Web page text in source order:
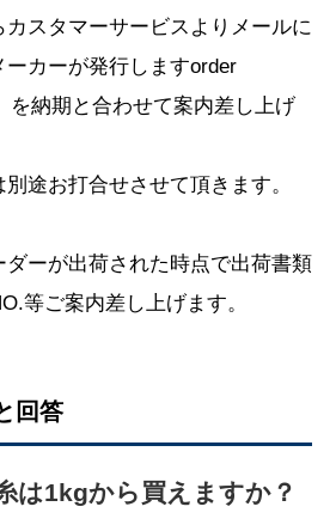
スタマーサービスよりメールに
カーが発行しますorder
を納期と合わせて案内差し上げ
途お打合せさせて頂きます。
ーが出荷された時点で出荷書類
等ご案内差し上げます。
回答
は1kgから買えますか？